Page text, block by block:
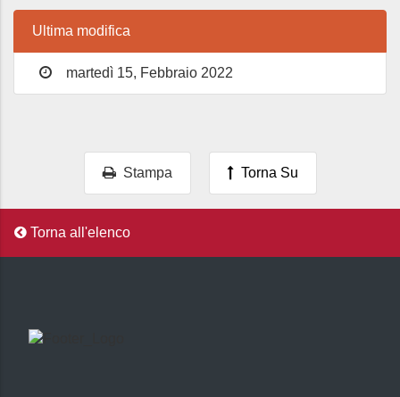
Ultima modifica
martedì 15, Febbraio 2022
Stampa Torna Su
Torna all'elenco